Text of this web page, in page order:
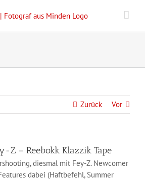
Zurück Vor
Z – Reebokk Klazzik Tape
diesmal mit Fey-Z. Newcomer
dabei (Haftbefehl, Summer